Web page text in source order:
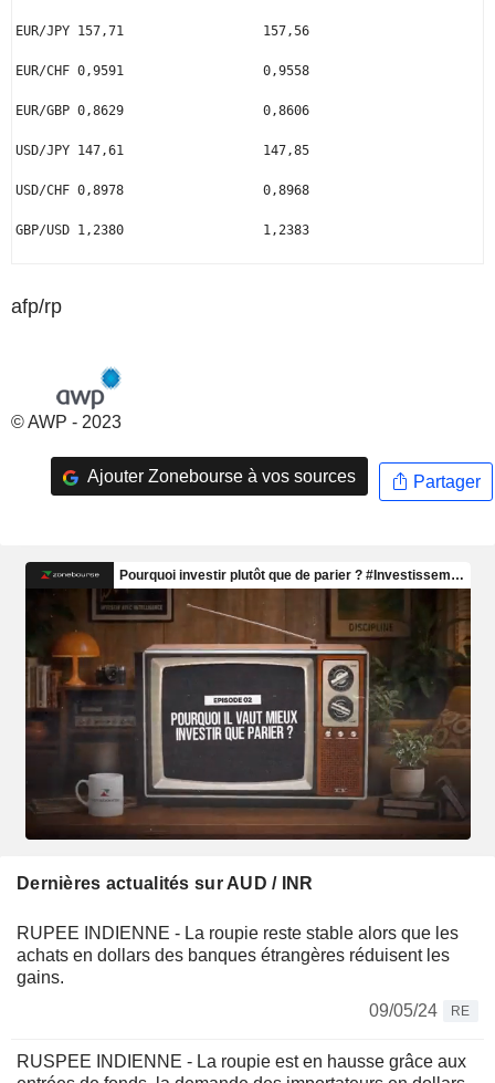
EUR/JPY 157,71                  157,56
EUR/CHF 0,9591                  0,9558
EUR/GBP 0,8629                  0,8606
USD/JPY 147,61                  147,85
USD/CHF 0,8978                  0,8968
GBP/USD 1,2380                  1,2383
afp/rp
© AWP - 2023
Ajouter Zonebourse à vos sources Partager
Dernières actualités sur AUD / INR
RUPEE INDIENNE - La roupie reste stable alors que les
achats en dollars des banques étrangères réduisent les
gains.
09/05/24
RE
RUSPEE INDIENNE - La roupie est en hausse grâce aux